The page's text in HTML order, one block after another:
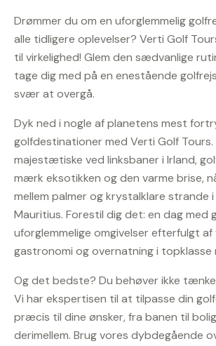
Drømmer du om en uforglemmelig
alle tidligere oplevelser? Verti Golf
til virkelighed! Glem den sædvanlige
tage dig med på en enestående
svær at overgå.
Dyk ned i nogle af planetens mest
golfdestinationer med Verti Golf
majestætiske ved linksbaner i Irland,
mærk eksotikken og den varme brise,
mellem palmer og krystalklare strande
Mauritius. Forestil dig det: en dag med
uforglemmelige omgivelser efterfulgt af
gastronomi og overnatning i topklasse
Og det bedste? Du behøver ikke
Vi har ekspertisen til at tilpasse din
præcis til dine ønsker, fra banen til
derimellem. Brug vores dybdegående